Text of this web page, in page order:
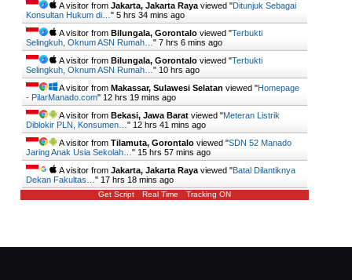
A visitor from Jakarta, Jakarta Raya viewed "Ditunjuk Sebagai
Konsultan Hukum di… " 5 hrs 34 mins ago
A visitor from Bilungala, Gorontalo viewed "Terbukti
Selingkuh, Oknum ASN Rumah… " 7 hrs 6 mins ago
A visitor from Bilungala, Gorontalo viewed "Terbukti
Selingkuh, Oknum ASN Rumah… " 10 hrs ago
A visitor from Makassar, Sulawesi Selatan viewed "Homepage
- PilarManado.com" 12 hrs 19 mins ago
A visitor from Bekasi, Jawa Barat viewed "Meteran Listrik
Diblokir PLN, Konsumen… " 12 hrs 41 mins ago
A visitor from Tilamuta, Gorontalo viewed "SDN 52 Manado
Jaring Anak Usia Sekolah… " 15 hrs 57 mins ago
A visitor from Jakarta, Jakarta Raya viewed "Batal Dilantiknya
Dekan Fakultas… " 17 hrs 18 mins ago
Get Script Real Time Tracking ON